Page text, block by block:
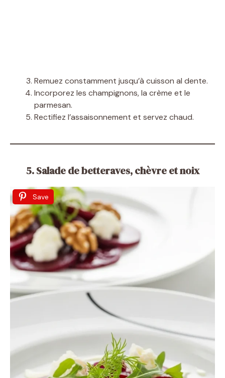
Remuez constamment jusqu’à cuisson al dente.
Incorporez les champignons, la crème et le
parmesan.
Rectifiez l’assaisonnement et servez chaud.
5. Salade de betteraves, chèvre et noix
Save